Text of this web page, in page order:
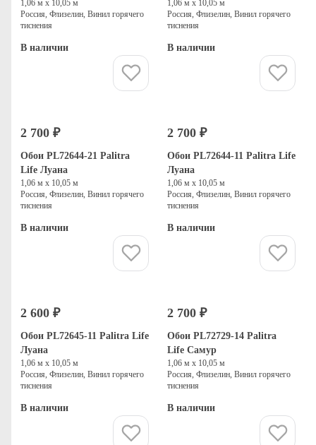
1,06 м х 10,05 м
Россия, Флизелин, Винил горячего
тиснения
В наличии
1,06 м х 10,05 м
Россия, Флизелин, Винил горячего
тиснения
В наличии
2 700 ₽
Обои PL72644-21 Palitra
Life Луана
1,06 м х 10,05 м
Россия, Флизелин, Винил горячего
тиснения
В наличии
2 700 ₽
Обои PL72644-11 Palitra Life
Луана
1,06 м х 10,05 м
Россия, Флизелин, Винил горячего
тиснения
В наличии
2 600 ₽
Обои PL72645-11 Palitra Life
Луана
1,06 м х 10,05 м
Россия, Флизелин, Винил горячего
тиснения
В наличии
2 700 ₽
Обои PL72729-14 Palitra
Life Самур
1,06 м х 10,05 м
Россия, Флизелин, Винил горячего
тиснения
В наличии